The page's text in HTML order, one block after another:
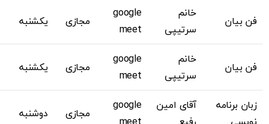
فن بیان
خانم
سرتیپی
google
meet
مجازی یکشنبه
فن بیان
خانم
سرتیپی
google
meet
مجازی یکشنبه
زبان برنامه
آقای امین
google
مجازی دوشنبه